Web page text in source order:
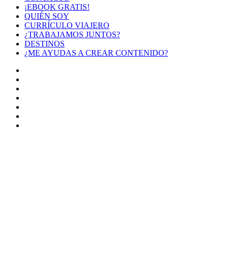
¡EBOOK GRATIS!
QUIÉN SOY
CURRÍCULO VIAJERO
¿TRABAJAMOS JUNTOS?
DESTINOS
¿ME AYUDAS A CREAR CONTENIDO?